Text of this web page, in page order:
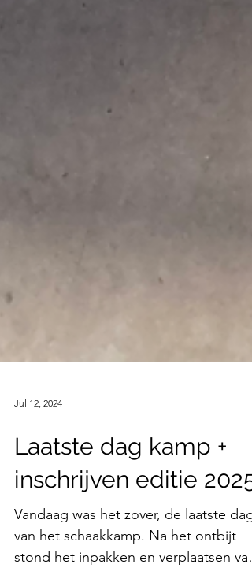
Jul 12, 2024
Laatste dag kamp +
inschrijven editie 2025
Vandaag was het zover, de laatste dag